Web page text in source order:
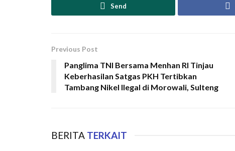
Send
Previous Post
Panglima TNI Bersama Menhan RI Tinjau
Keberhasilan Satgas PKH Tertibkan
Tambang Nikel Ilegal di Morowali, Sulteng
BERITA TERKAIT